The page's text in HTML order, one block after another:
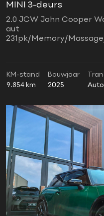
MINI 3-deurs
2.0 JCW John Cooper
aut
231pk/Memory/
KM-stand
9.854 km
Bouwjaar
2025